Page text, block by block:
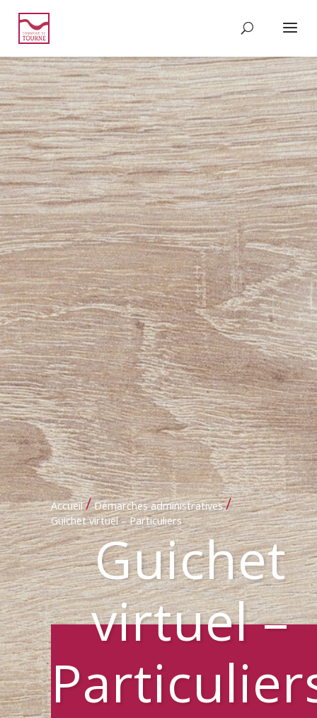
Accueil / Démarches administratives /
Guichet virtuel – Particuliers
Guichet
virtuel –